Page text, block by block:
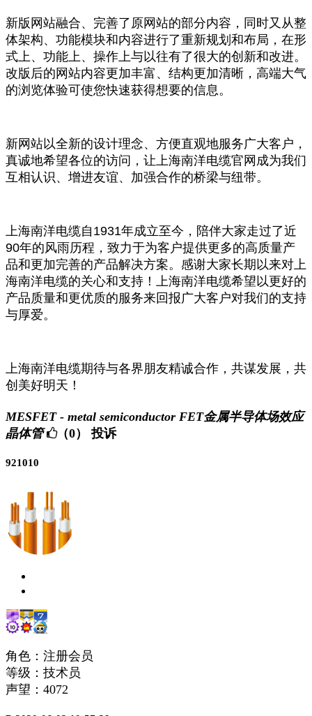
新版网站融合、完善了原网站的部分内容，同时又从整
体架构、功能模块和内容进行了重新规划和布局，在形
式上、功能上、操作上与以往有了很大的创新和改进。
改版后的网站内容更加丰富、结构更加清晰，高端大气
的浏览体验可使您快速获得想要的信息。
新网站以全新的设计理念、方便直观地服务广大客户，
真诚地希望各位的访问，让上海南洋电缆官网成为我们
互相认识、增进友谊、加强合作的桥梁与纽带。
上海南洋电缆自1931年成立至今，陪伴大家走过了近
90年的风雨历程，致力于为客户提供更多的高质量产
品和更加完善的产品解决方案。感谢大家长期以来对上
海南洋电缆的关心和支持！上海南洋电缆希望以更好的
产品质量和更优质的服务来回报广大客户对我们的支持
与厚爱。
上海南洋电缆期待与各界朋友精诚合作，共谋发展，共
创美好明天！
MESFET - metal semiconductor FET金属半导体场效应
晶体管
（0） 投诉
921010
角色：注册会员
等级：技术员
声望： 4072